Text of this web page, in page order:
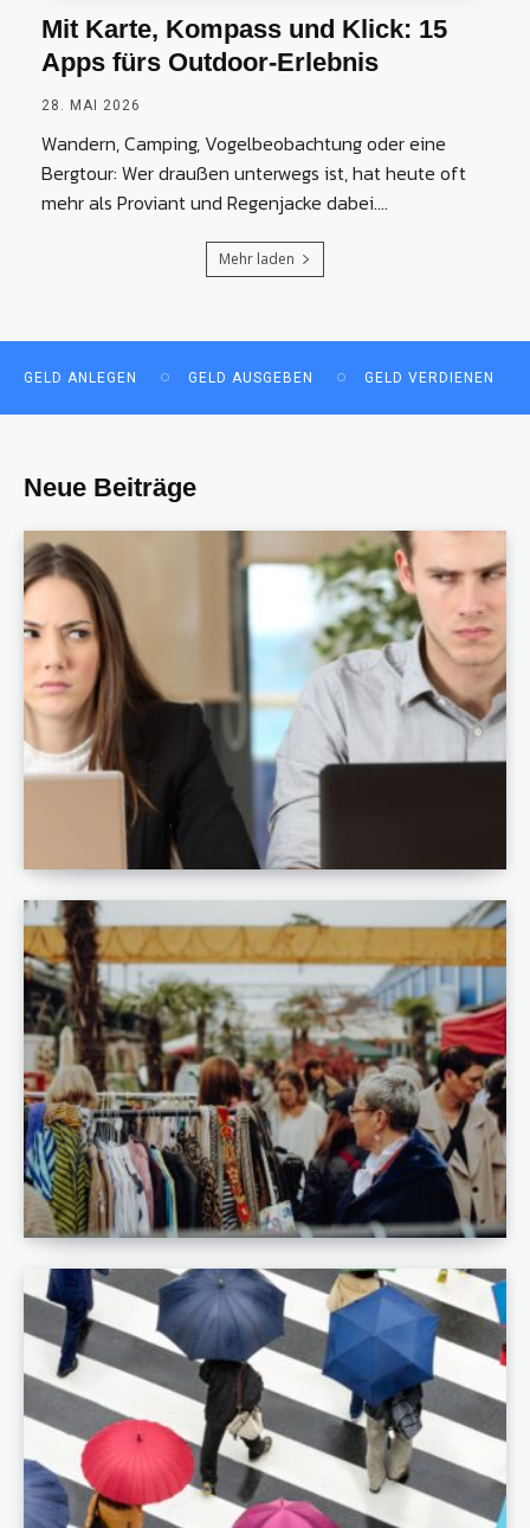
Mit Karte, Kompass und Klick: 15
Apps fürs Outdoor-Erlebnis
28. MAI 2026
Wandern, Camping, Vogelbeobachtung oder eine
Bergtour: Wer draußen unterwegs ist, hat heute oft
mehr als Proviant und Regenjacke dabei....
Mehr laden
GELD ANLEGEN GELD AUSGEBEN GELD VERDIENEN
Neue Beiträge